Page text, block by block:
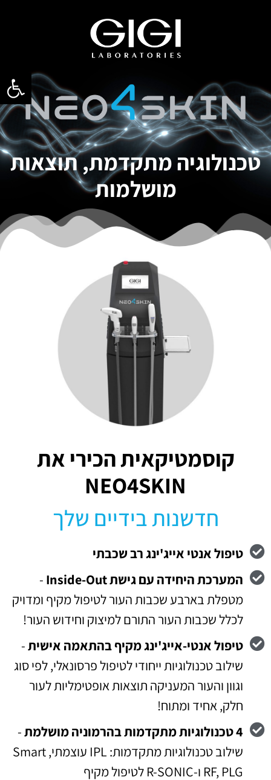
פתח
טכנולוגיה מתקדמת, תוצאות
מושלמות
קוסמטיקאית הכירי את
NEO4SKIN
חדשנות בידיים שלך
טיפול אנטי אייג'ינג רב שכבתי
המערכת היחידה עם גישת Inside-Out
-
מטפלת בארבע שכבות העור לטיפול מקיף ומדויק
לכלל שכבות העור התורם למיצוק וחידוש העור!
טיפול אנטי-אייג'ינג מקיף בהתאמה אישית-
שילוב טכנולוגיות ייחודי לטיפול פרסונאלי, לפי סוג
וגוון והעור המעניקה תוצאות אופטימליות לעור
חלק, אחיד ומתוח!
4 טכנולוגיות מתקדמות בהרמוניה מושלמת
-
שילוב טכנולוגיות מתקדמות: IPL עוצמתי, Smart
RF, PLG ו-R-SONIC לטיפול מקיף